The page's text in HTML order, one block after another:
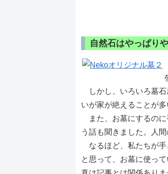
自然石はやっぱり
しかし、いろいろ墓石
いが家が絶えることが
また、お墓にするのに
う話も聞きました。人
なるほど、私たちが手
と思って、お墓に使っ